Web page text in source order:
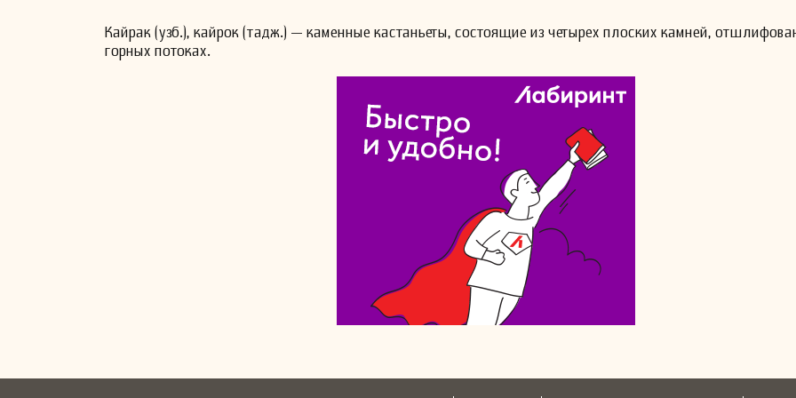
Кайрак (узб.), кайрок (тадж.) — каменные кастаньеты, состоящие из четырех плоских камней,
горных потоках.